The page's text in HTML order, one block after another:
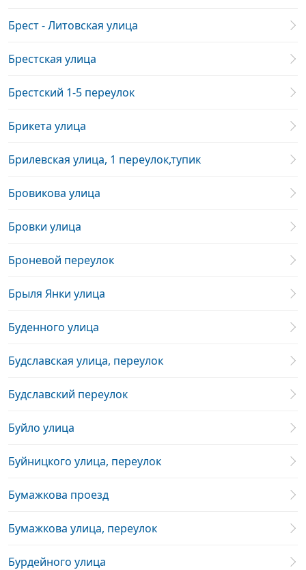
Брест - Литовская улица
Брестская улица
Брестский 1-5 переулок
Брикета улица
Брилевская улица, 1 переулок,тупик
Бровикова улица
Бровки улица
Броневой переулок
Брыля Янки улица
Буденного улица
Будславская улица, переулок
Будславский переулок
Буйло улица
Буйницкого улица, переулок
Бумажкова проезд
Бумажкова улица, переулок
Бурдейного улица